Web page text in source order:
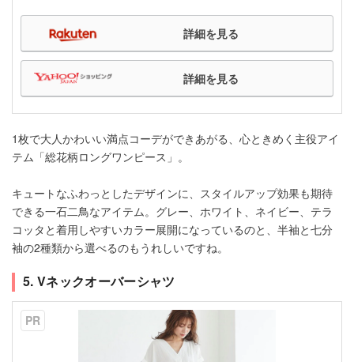
詳細を見る
詳細を見る
1枚で大人かわいい満点コーデができあがる、心ときめく主役アイ
テム「総花柄ロングワンピース」。
キュートなふわっとしたデザインに、スタイルアップ効果も期待
できる一石二鳥なアイテム。グレー、ホワイト、ネイビー、テラ
コッタと着用しやすいカラー展開になっているのと、半袖と七分
袖の2種類から選べるのもうれしいですね。
5. Vネックオーバーシャツ
PR